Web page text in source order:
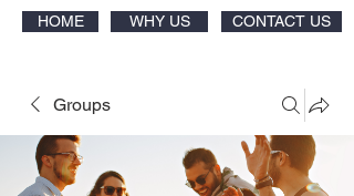
HOME WHY US CONTACT US
Groups